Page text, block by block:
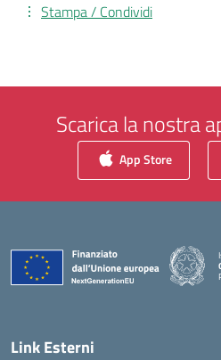
Stampa / Condividi
Scarica la nostra
App Store
Link Esterni